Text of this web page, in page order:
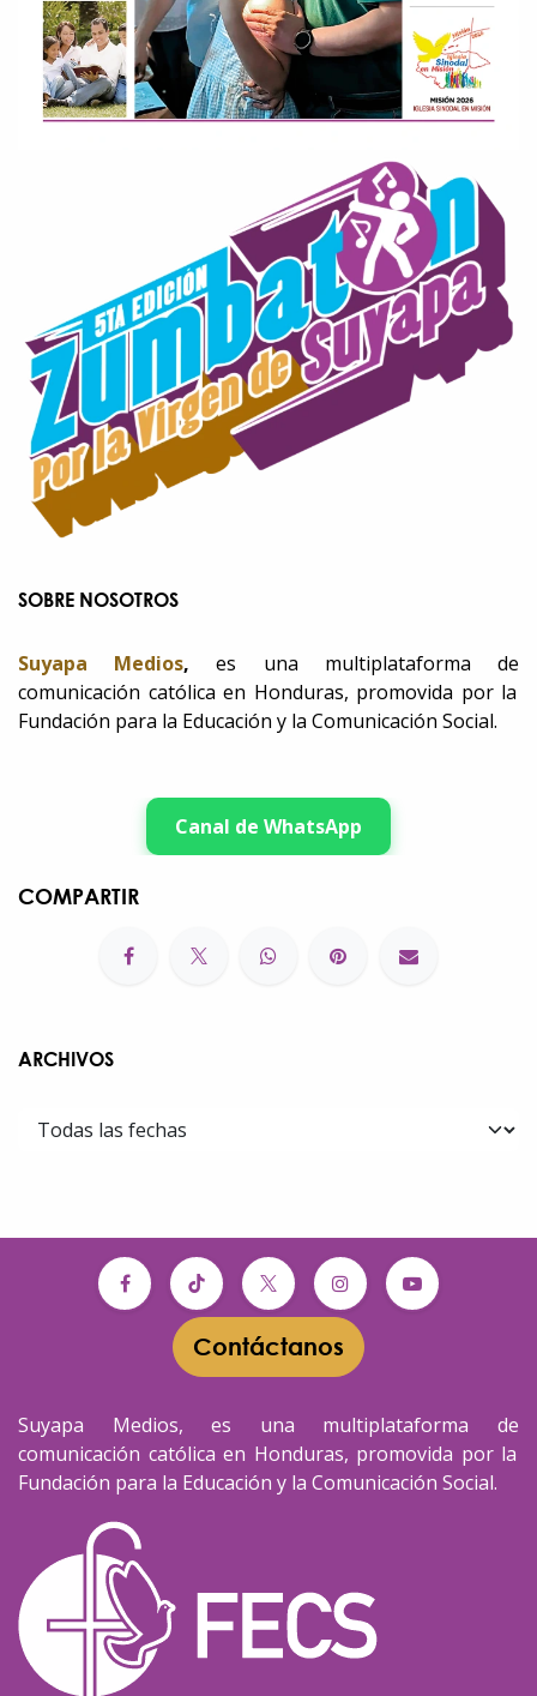
SOBRE NOSOTROS
Suyapa Medios, es una multiplataforma de
comunicación católica en Honduras, promovida por la
Fundación para la Educación y la Comunicación Social.
Canal de WhatsApp
COMPARTIR
ARCHIVOS
Contáctanos​​
Suyapa Medios, es una multiplataforma de
comunicación católica en Honduras, promovida por la
Fundación para la Educación y la Comunicación Social.